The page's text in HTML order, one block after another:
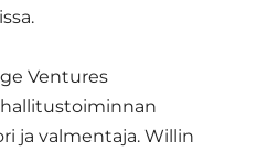
Ventures
ja valmentaja. Willin